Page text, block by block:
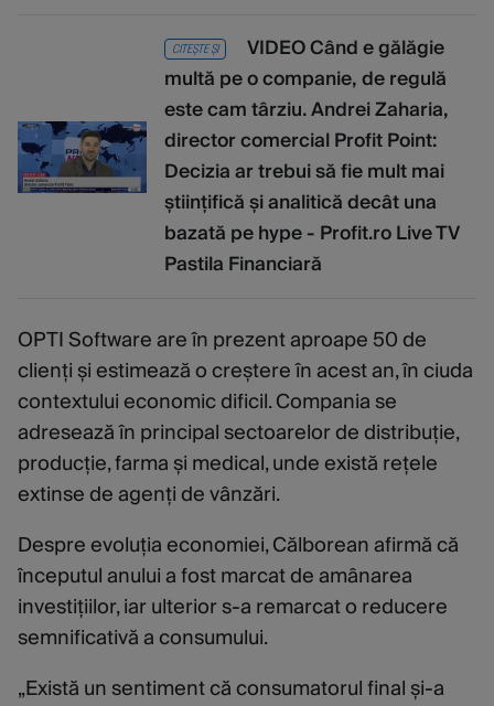
CITEȘTE ȘI
VIDEO Când e gălăgie
multă pe o companie, de regulă
este cam târziu. Andrei Zaharia,
director comercial Profit Point:
Decizia ar trebui să fie mult mai
științifică și analitică decât una
bazată pe hype - Profit.ro Live TV
Pastila Financiarǎ
OPTI Software are în prezent aproape 50 de
clienți și estimează o creștere în acest an, în ciuda
contextului economic dificil. Compania se
adresează în principal sectoarelor de distribuție,
producție, farma și medical, unde există rețele
extinse de agenți de vânzări.
Despre evoluția economiei, Călborean afirmă că
începutul anului a fost marcat de amânarea
investițiilor, iar ulterior s-a remarcat o reducere
semnificativă a consumului.
„Există un sentiment că consumatorul final și-a